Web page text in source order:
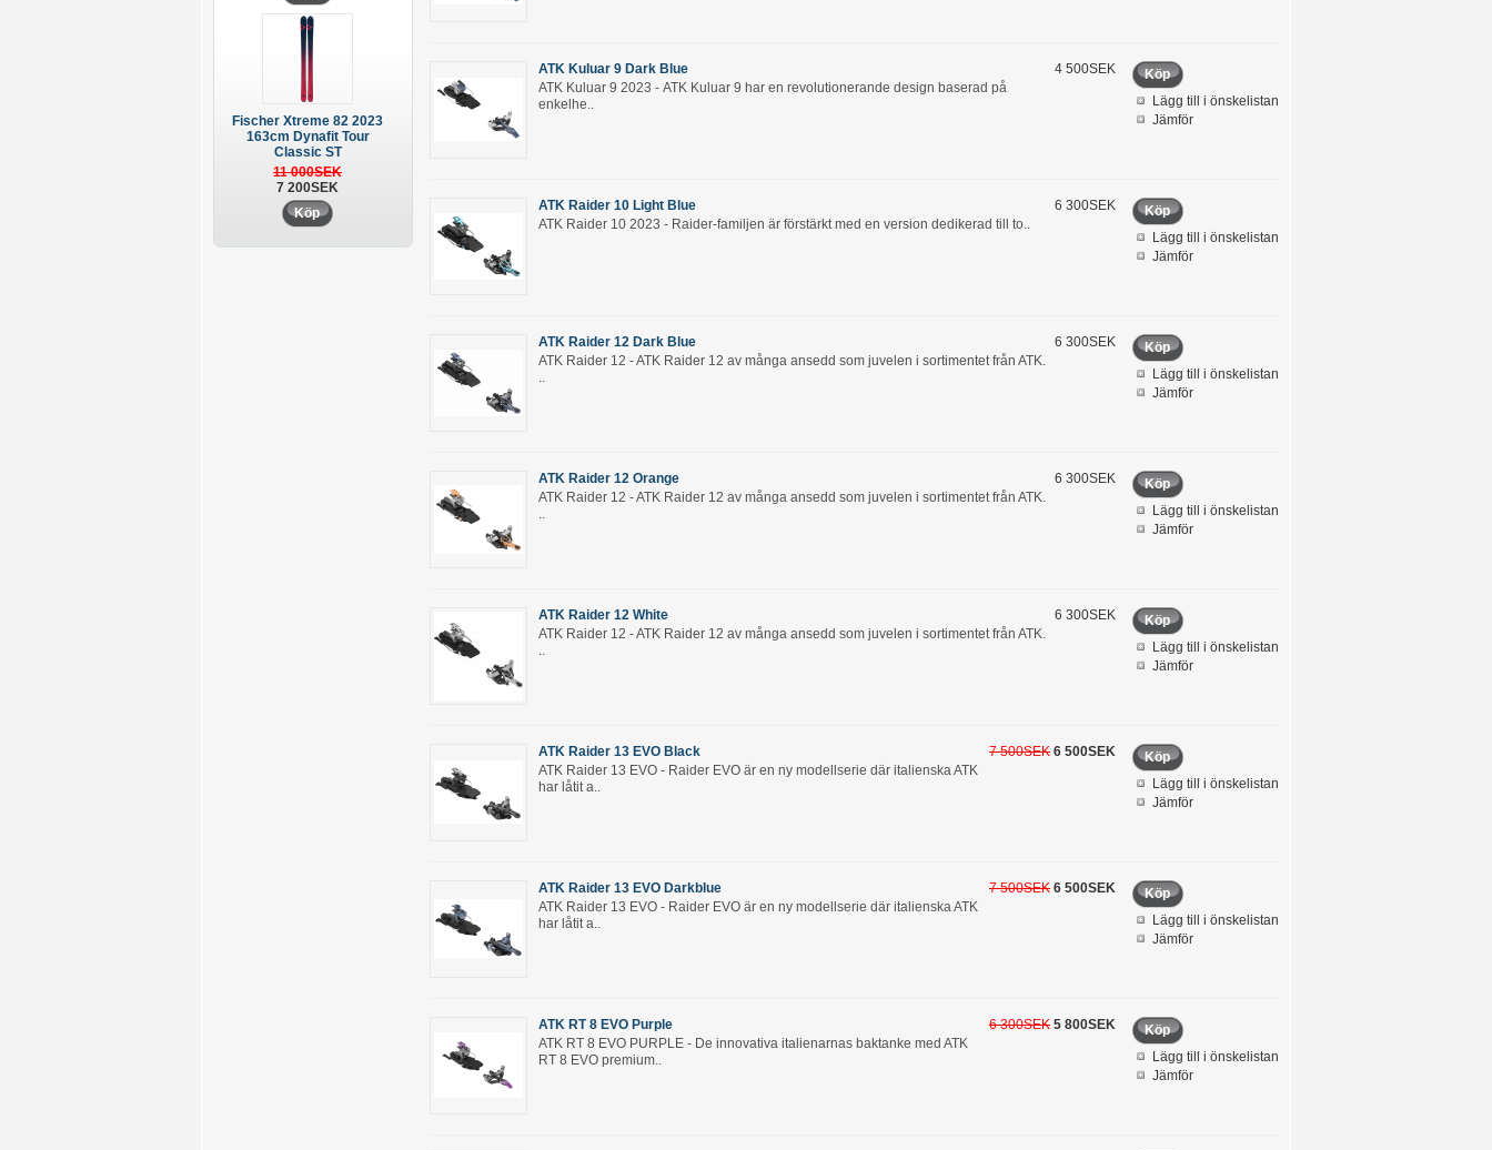
Fischer Xtreme 82 2023
163cm Dynafit Tour
Classic ST
11 000SEK
7 200SEK
Köp
Köp
Lägg till i önskelistan
Jämför
4 500SEK
ATK Kuluar 9 Dark Blue
ATK Kuluar 9 2023 - ATK Kuluar 9 har en revolutionerande design baserad på
enkelhe..
Köp
Lägg till i önskelistan
Jämför
6 300SEK
ATK Raider 10 Light Blue
ATK Raider 10 2023 - Raider-familjen är förstärkt med en version dedikerad till to..
Köp
Lägg till i önskelistan
Jämför
6 300SEK
ATK Raider 12 Dark Blue
ATK Raider 12 - ATK Raider 12 av många ansedd som juvelen i sortimentet från ATK.
..
Köp
Lägg till i önskelistan
Jämför
6 300SEK
ATK Raider 12 Orange
ATK Raider 12 - ATK Raider 12 av många ansedd som juvelen i sortimentet från ATK.
..
Köp
Lägg till i önskelistan
Jämför
6 300SEK
ATK Raider 12 White
ATK Raider 12 - ATK Raider 12 av många ansedd som juvelen i sortimentet från ATK.
..
Köp
Lägg till i önskelistan
Jämför
7 500SEK 6 500SEK
ATK Raider 13 EVO Black
ATK Raider 13 EVO - Raider EVO är en ny modellserie där italienska ATK
har låtit a..
Köp
Lägg till i önskelistan
Jämför
7 500SEK 6 500SEK
ATK Raider 13 EVO Darkblue
ATK Raider 13 EVO - Raider EVO är en ny modellserie där italienska ATK
har låtit a..
Köp
Lägg till i önskelistan
Jämför
6 300SEK 5 800SEK
ATK RT 8 EVO Purple
ATK RT 8 EVO PURPLE - De innovativa italienarnas baktanke med ATK
RT 8 EVO premium..